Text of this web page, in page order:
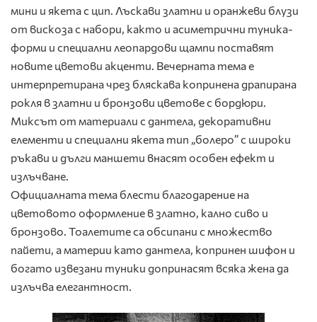
мини и якета с цип. Лъскави златни и оранжеви блузи
от вискоза с набори, както и асиметрични туника-
форми и специални леопардови щампи поставят
новите цветови акценти. Вечерната тема е
интерпретирана чрез бляскава копринена драпирана
рокля в златни и бронзови цветове с бордюри.
Миксът от материали с дантела, декоративни
елементи и специални якета тип „болеро” с широки
ръкави и дълги маншети внасят особен ефект и
излъчване.
Официалната тема блести благодарение на
цветовото оформление в златно, кално сиво и
бронзово. Тоалетите са обсипани с множество
пайети, а материи като дантела, копринен шифон и
богато извезани туники допринасят всяка жена да
излъчва елегантност.